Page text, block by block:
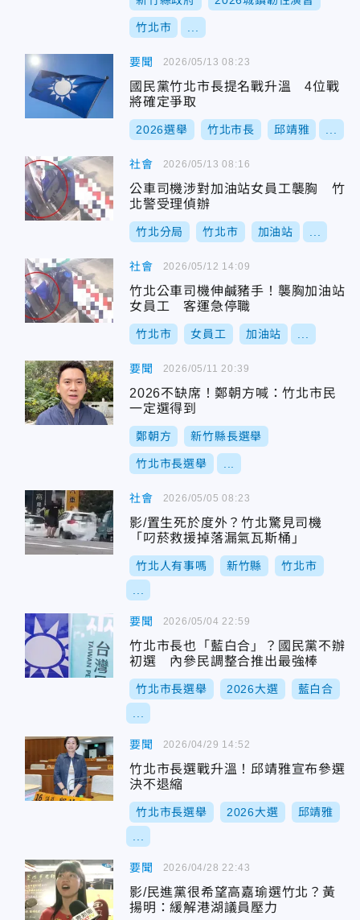
竹北市
要聞
國民黨竹北市長提名戰升溫 4位戰
將確定爭取
2026選舉 竹北市長 邱靖雅
2026/05/13 08:23
社會
公車司機涉對加油站女員工襲胸 竹
北警受理偵辦
竹北分局 竹北市 加油站
2026/05/13 08:16
社會
竹北公車司機伸鹹豬手！襲胸加油站
女員工 客運急停職
竹北市 女員工 加油站
2026/05/12 14:09
要聞
2026不缺席！鄭朝方喊：竹北市民
一定選得到
鄭朝方 新竹縣長選舉
竹北市長選舉
2026/05/11 20:39
社會
影/置生死於度外？竹北驚見司機
「叼菸救援掉落漏氣瓦斯桶」
竹北人有事嗎 新竹縣 竹北市
2026/05/05 08:23
要聞
竹北市長也「藍白合」？國民黨不辦
初選 內參民調整合推出最強棒
竹北市長選舉 2026大選 藍白合
2026/05/04 22:59
要聞
竹北市長選戰升溫！邱靖雅宣布參選
決不退縮
竹北市長選舉 2026大選 邱靖雅
2026/04/29 14:52
要聞
影/民進黨很希望高嘉瑜選竹北？黃
揚明：緩解港湖議員壓力
2026/04/28 22:43